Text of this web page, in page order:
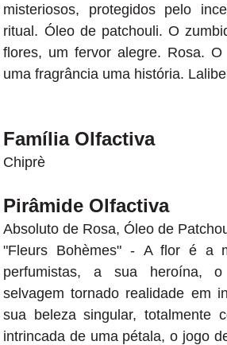
misteriosos, protegidos pelo
ritual. Óleo de patchouli. O
flores, um fervor alegre. Rosa.
uma fragrância uma história.
Família Olfactiva
Chiprè
Pirâmide Olfactiva
Absoluto de Rosa, Óleo de
"Fleurs Bohèmes" - A flor é a
perfumistas, a sua heroína,
selvagem tornado realidade em
sua beleza singular, totalmente
intrincada de uma pétala, o jogo